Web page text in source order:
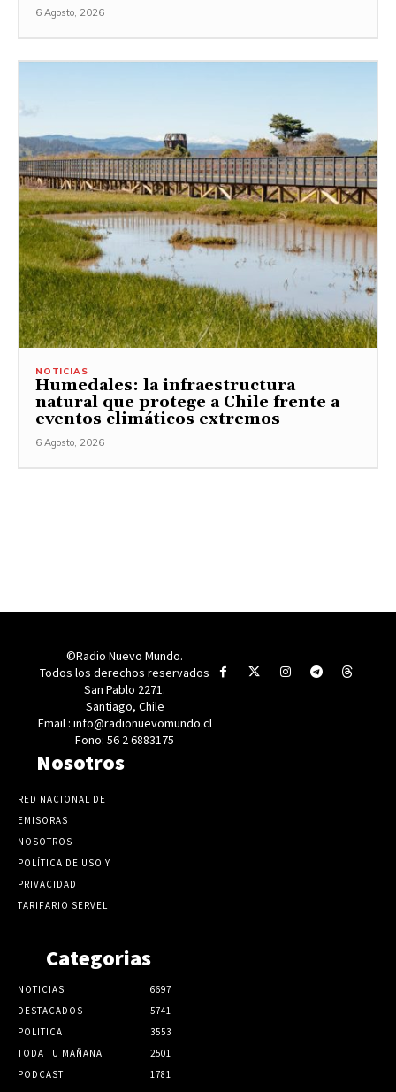
6 Agosto, 2026
NOTICIAS
Humedales: la infraestructura
natural que protege a Chile frente a
eventos climáticos extremos
6 Agosto, 2026
©Radio Nuevo Mundo.
Todos los derechos reservados
San Pablo 2271.
Santiago, Chile
Email : info@radionuevomundo.cl
Fono: 56 2 6883175
Nosotros
RED NACIONAL DE
EMISORAS
NOSOTROS
POLÍTICA DE USO Y
PRIVACIDAD
TARIFARIO SERVEL
Categorias
NOTICIAS
6697
DESTACADOS
5741
POLITICA
3553
TODA TU MAÑANA
2501
PODCAST
1781